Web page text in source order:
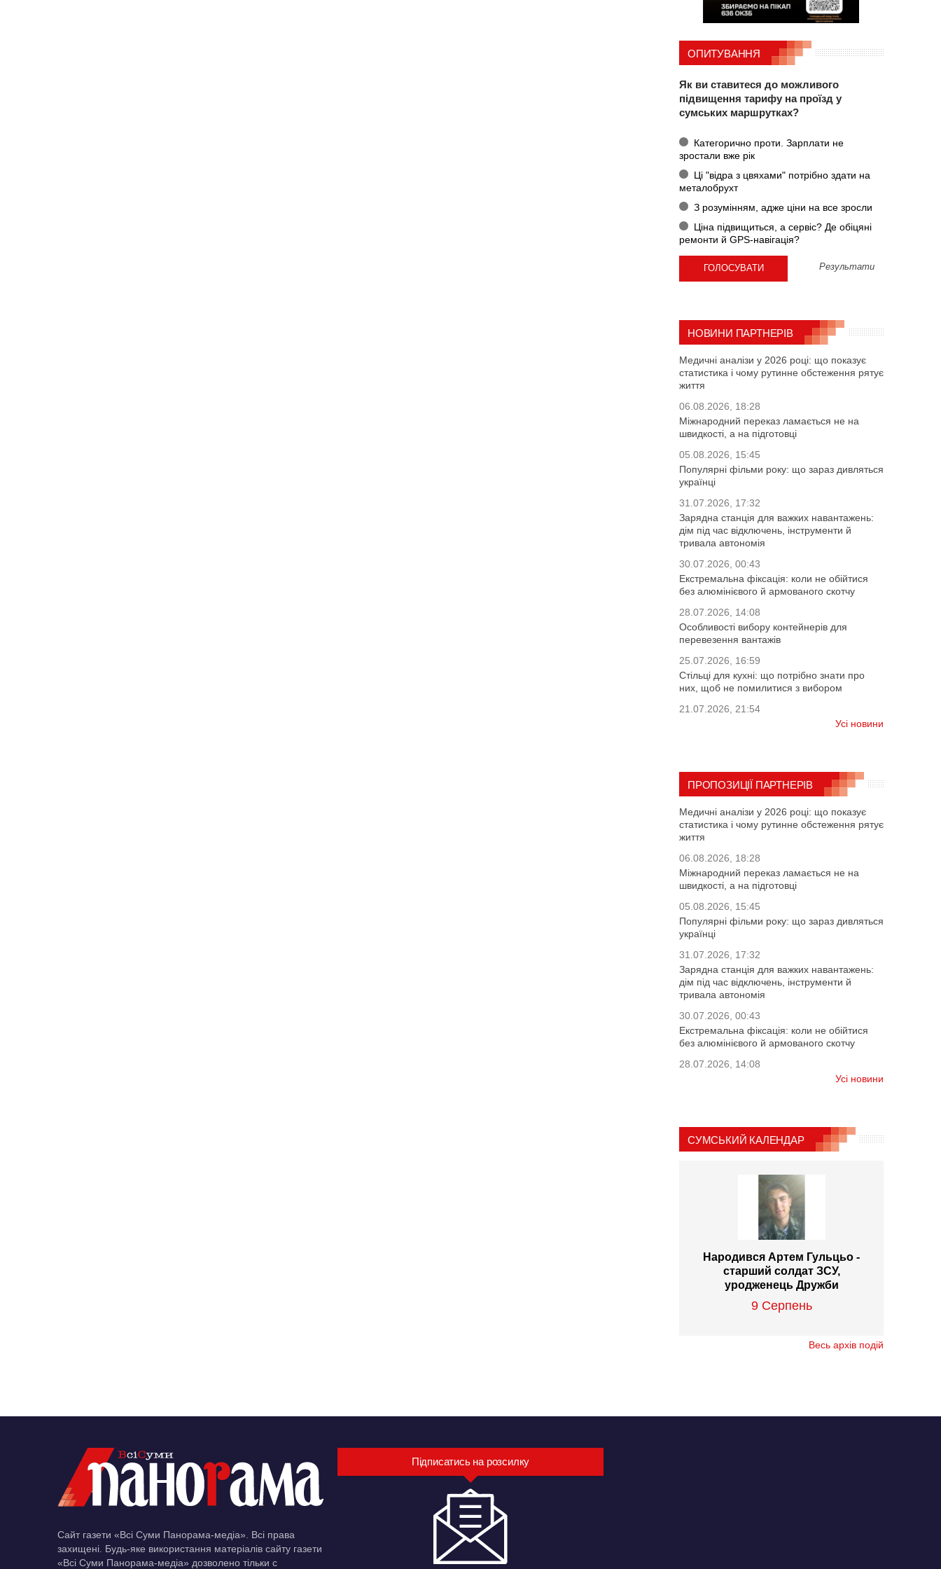
ОПИТУВАННЯ
Як ви ставитеся до можливого
підвищення тарифу на проїзд у
сумських маршрутках?
Категорично проти. Зарплати не
зростали вже рік
Ці "відра з цвяхами" потрібно здати на
металобрухт
З розумінням, адже ціни на все зросли
Ціна підвищиться, а сервіс? Де обіцяні
ремонти й GPS-навігація?
Результати
НОВИНИ ПАРТНЕРІВ
Медичні аналізи у 2026 році: що показує
статистика і чому рутинне обстеження рятує
життя
06.08.2026, 18:28
Міжнародний переказ ламається не на
швидкості, а на підготовці
05.08.2026, 15:45
Популярні фільми року: що зараз дивляться
українці
31.07.2026, 17:32
Зарядна станція для важких навантажень:
дім під час відключень, інструменти й
тривала автономія
30.07.2026, 00:43
Екстремальна фіксація: коли не обійтися
без алюмінієвого й армованого скотчу
28.07.2026, 14:08
Особливості вибору контейнерів для
перевезення вантажів
25.07.2026, 16:59
Стільці для кухні: що потрібно знати про
них, щоб не помилитися з вибором
21.07.2026, 21:54
Усі новини
ПРОПОЗИЦІЇ ПАРТНЕРІВ
Медичні аналізи у 2026 році: що показує
статистика і чому рутинне обстеження рятує
життя
06.08.2026, 18:28
Міжнародний переказ ламається не на
швидкості, а на підготовці
05.08.2026, 15:45
Популярні фільми року: що зараз дивляться
українці
31.07.2026, 17:32
Зарядна станція для важких навантажень:
дім під час відключень, інструменти й
тривала автономія
30.07.2026, 00:43
Екстремальна фіксація: коли не обійтися
без алюмінієвого й армованого скотчу
28.07.2026, 14:08
Усі новини
СУМСЬКИЙ КАЛЕНДАР
Народився Артем Гульцьо -
старший солдат ЗСУ,
уродженець Дружби
9 Серпень
Весь архів подій
Сайт газети «Всі Суми Панорама-медіа». Всі права
захищені. Будь-яке використання матеріалів сайту газети
«Всі Суми Панорама-медіа» дозволено тільки c
Підписатись на розсилку